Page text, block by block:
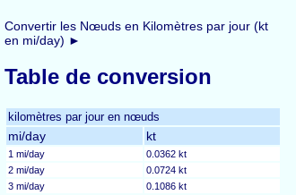
Convertir les Nœuds en Kilomètres par jour (kt
en mi/day) ►
Table de conversion
kilomètres par jour en nœuds
mi/day kt
1 mi/day
0.0362 kt
2 mi/day
0.0724 kt
3 mi/day
0.1086 kt